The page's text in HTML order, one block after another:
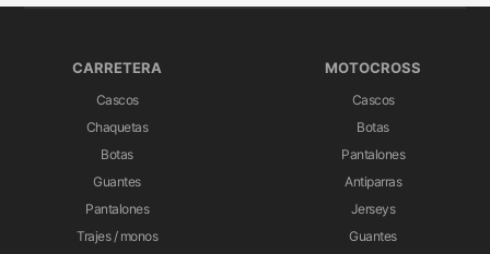
CARRETERA
Cascos
Chaquetas
Botas
Guantes
Pantalones
Trajes / monos
MOTOCROSS
Cascos
Botas
Pantalones
Antiparras
Jerseys
Guantes